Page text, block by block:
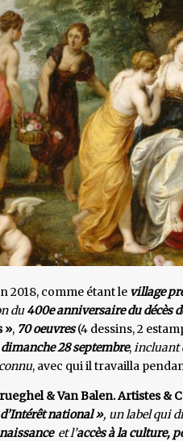
2018, comme étant le village
du 400e anniversaire du décès
», 70 oeuvres(4 dessins, 2
28 septembre,incluant
, avec qui il travailla
& Van Balen. Artistes &
national », un label qui
et l’accès à la culture,